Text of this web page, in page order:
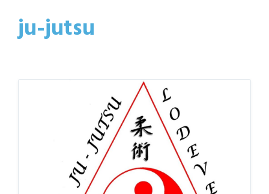
ju-jutsu